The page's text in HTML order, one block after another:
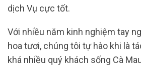
dịch Vụ cực tốt.
Với nhiều năm kinh nghiệm tay
hoa tươi, chúng tôi tự hào khi là
khá nhiều quý khách sống Cà